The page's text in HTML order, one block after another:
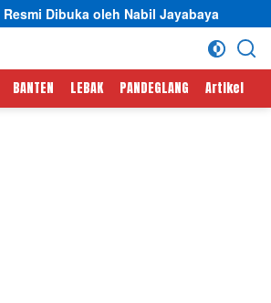
oleh Nabil Jayabaya Semarak
BANTEN LEBAK PANDEGLANG Artikel